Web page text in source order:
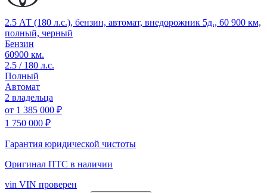
2.5 АТ (180 л.с.), бензин, автомат, внедорожник 5д., 60 900 км,
полный, черный
Бензин
60900 км.
2.5 / 180 л.с.
Полный
Автомат
2 владельца
от 1 385 000 ₽
1 750 000 ₽
Гарантия юридической чистоты
Оригинал ПТС в наличии
vin VIN проверен